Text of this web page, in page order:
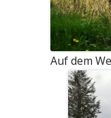
Auf dem